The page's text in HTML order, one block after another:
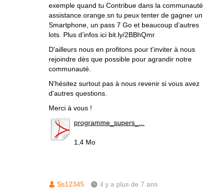
exemple quand tu Contribue dans la communauté
assistance.orange.sn tu peux tenter de gagner un
Smartphone, un pass 7 Go et beaucoup d’autres
lots. Plus d’infos ici bit.ly/2BBhQmr
D'ailleurs nous en profitons pour t'inviter à nous
rejoindre dès que possible pour agrandir notre
communauté.
N'hésitez surtout pas à nous revenir si vous avez
d'autres questions.
Merci à vous !
programme_supers_...
1,4 Mo
Ss12345 il y a plus de 7 ans